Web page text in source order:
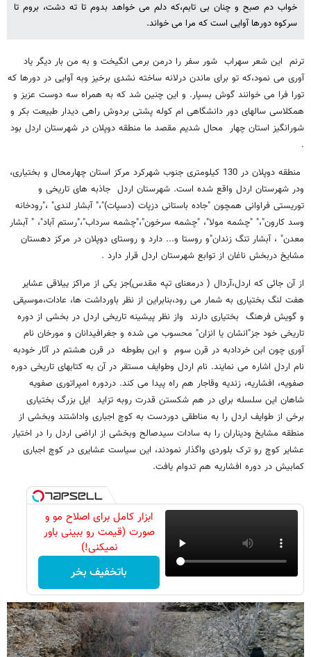
خواب دم صبح و چنان بی تابم،که دلم می خواهد بدوم تا ته دشت، بروم تا
سرکوه دورها آوایی است که مرا می خواند.
ترنم این شعر سهراب شور سفر را درمن برمی انگیخت و به من بار دیگر یاد
آوری می نمود،که تو برای ماندن درلانه ساخته نشدی برخیز وبه آوایی در دورها که
تورا فرا می خوانند گوش بسپار. و این چنین شد که به همراه سه دوست عزیز و
همکلاسی سالهای دور دانشگاهی ام کوله پشتی بردوش راهی دیدار طبیعت بکر و
شورانگیز استان چهار محال شدیم مقصد ما منطقه دوپلان در شهرستان اردل بود
.
منطقه دوپلان در 130 کیلومتری جنوب شهرکرد مرکز استان چهارمحال و بختیاری،
ودر شهرستان اردل واقع شده است. شهرستان اردل جاذبه های تاریخی و
توریستی فراوانی همچون "جاده باستانی دزپات (دسپات)"،" آبشار لندی" ،"رودخانه
وسد کارون"،" "چشمه مولا"، "چشمه سرخون"،"چشمه سرداب"،"رستم آباد"، " آبشار
معدن" ، آبشار تنگ زندان"و روستا و... دارد و روستای دوپلان در مرکز دهستان
مشایخ دربخش ناغان از توابع شهرستان اردل قرار دارد .
از آن جائی که اردل،آردال ( درمعنای تپه مقدس)جز یکی از مراکز ییلاقی عشایر
هفت لنگ بختیاری به شمار می رود،بنابراین از نظر باورداشت ها، عادات،موسیقی
و گویش فرهنگ بختیاری دارند واز نظر پیشینه تاریخی اردل در بخشی از دوره
تاریخی خود جز"انشان یا انزان" محسوب می شده و جغرافیدانان و مورخان نام
آوری چون ابن خردادبه در قرن سوم و ابن بطوطه در قرن هشتم در آثار خودبه
نام اردل اشاره می نمایند. نام اردل وطوایف مستقر در آن به کتابهای تاریخی دوره
صفویه، افشاریه، زندیه وقاجار هم راه پیدا می کند. دردوره امپراتوری صفویه
شاهان این سلسله برای در هم شکستن قدرت روبه تزاید ایل بزرگ بختیاری
برخی از طوایف اردل را به مناطقی دوردست به کوچ اجباری واداشتند وبخشی از
منطقه مشایخ ودیناران را به سادات سیدصالح وبخشی از اراضی اردل را در اختیار
عشایر کوچ رو ترک بلوردی واگذار نمودند، این سیاست عشایری در کوچ اجباری
کمابیش در دوره افشاریه هم تدوام یافت.
ابزار کامل برای اصلاح مو و
صورت (قیمت رو ببینی باور
نمیکنی!)
باتخفیف بخر